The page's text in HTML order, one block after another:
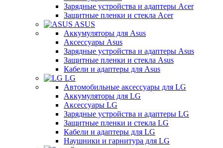
Зарядные устройства и адаптеры Acer
Защитные пленки и стекла Acer
ASUS
Аккумуляторы для Asus
Аксессуары Asus
Зарядные устройства и адаптеры Asus
Защитные пленки и стекла Asus
Кабели и адаптеры для Asus
LG
Автомобильные аксессуары для LG
Аккумуляторы для LG
Аксессуары LG
Зарядные устройства и адаптеры LG
Защитные пленки и стекла LG
Кабели и адаптеры для LG
Наушники и гарнитура для LG